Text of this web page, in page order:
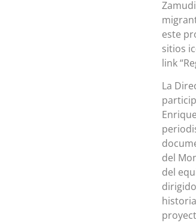
este
sitios
link
La
del
del